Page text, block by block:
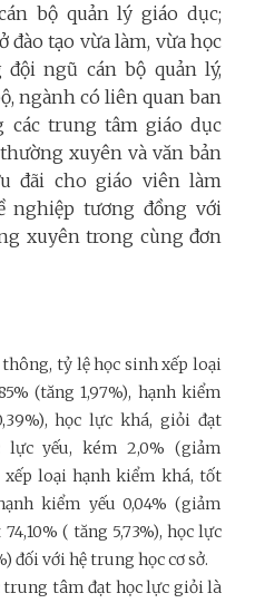
bộ quản lý giáo dục;
đào tạo vừa làm, vừa học
ngũ cán bộ quản lý,
ngành có liên quan ban
các trung tâm giáo dục
xuyên và văn bản
đãi cho giáo viên làm
nghiệp tương đồng với
xuyên trong cùng đơn
tỷ lệ học sinh xếp loại
(tăng 1,97%), hạnh kiểm
học lực khá, giỏi đạt
lực yếu, kém 2,0% (giảm
xếp loại hạnh kiểm khá, tốt
kiểm yếu 0,04% (giảm
( tăng 5,73%), học lực
đối với hệ trung học cơ sở.
trung tâm đạt học lực giỏi là